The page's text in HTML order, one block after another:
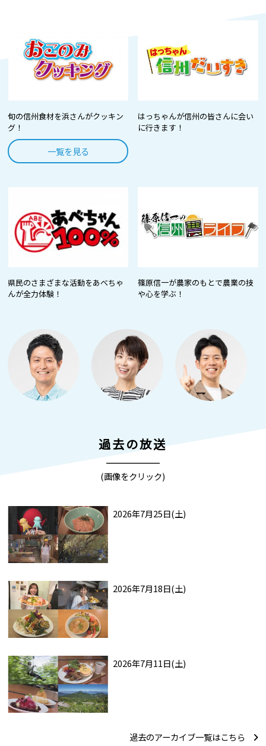
旬の信州食材を浜さんがクッキン
グ！
一覧を見る
はっちゃんが信州の皆さんに会い
に行きます！
県民のさまざまな活動をあべちゃ
んが全力体験！
篠原信一が農家のもとで農業の技
や心を学ぶ！
過去の放送
(画像をクリック)
2026年7月25日(土)
2026年7月18日(土)
2026年7月11日(土)
過去のアーカイブ一覧はこちら